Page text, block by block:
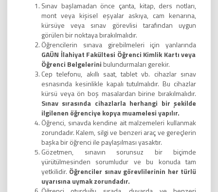
Sınav başlamadan önce çanta, kitap, ders notları,
mont veya kişisel eşyalar askıya, cam kenarına,
kürsüye veya sınav görevlisi tarafından uygun
görülen bir noktaya bırakılmalıdır.
Öğrencilerin sınava girebilmeleri için yanlarında
GAÜN İlahiyat Fakültesi Öğrenci Kimlik Kartı veya
Öğrenci Belgelerini bulundurmaları gerekir.
Cep telefonu, akıllı saat, tablet vb. cihazlar sınav
esnasında kesinlikle kapalı tutulmalıdır. Bu cihazlar
kürsü veya ön boş masalardan birine bırakılmalıdır.
Sınav sırasında cihazlarla herhangi bir şekilde
ilgilenen öğrenciye kopya muamelesi yapılır.
Öğrenci, sınavda kendine ait malzemeleri kullanmak
zorundadır. Kalem, silgi ve benzeri araç ve gereçlerin
başka bir öğrenci ile paylaşılması yasaktır.
Gözetmen, sınavın sorunsuz bir biçimde
yürütülmesinden sorumludur ve bu konuda tam
yetkilidir. Öğrenciler sınav görevlilerinin her türlü
uyarısına uymak zorundadır.